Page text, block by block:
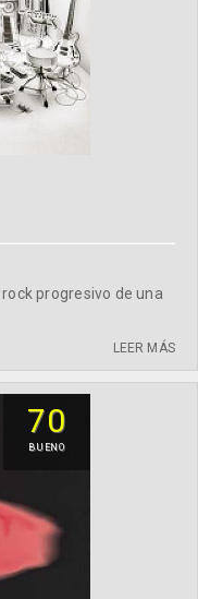
progresivo de una
LEER MÁS
70
BUENO